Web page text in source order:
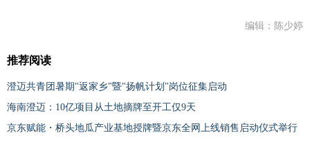
编辑：陈少婷
推荐阅读
澄迈共青团暑期"返家乡"暨"扬帆计划"岗位征集启动
海南澄迈：10亿项目从土地摘牌至开工仅9天
京东赋能・桥头地瓜产业基地授牌暨京东全网上线销售启动仪式举行